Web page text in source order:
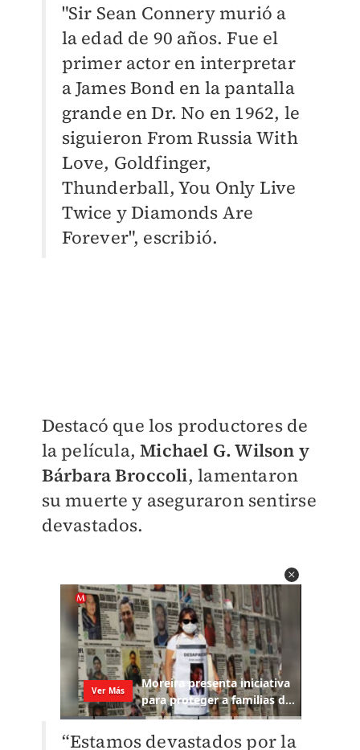
"Sir Sean Connery murió a
la edad de 90 años. Fue el
primer actor en interpretar
a James Bond en la pantalla
grande en Dr. No en 1962, le
siguieron From Russia With
Love, Goldfinger,
Thunderball, You Only Live
Twice y Diamonds Are
Forever", escribió.
Destacó que los productores de
la película,Michael G. Wilson y
Bárbara Broccoli, lamentaron
su muerte y aseguraron sentirse
devastados.
“Estamos devastados por la